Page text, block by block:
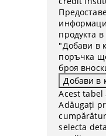
продукта
"Добави в
поръчка
броя
Acest
Adăugați
selecta